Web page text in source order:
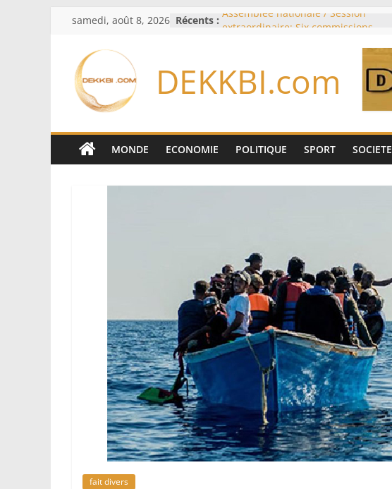
Passer
contenu
samedi, août 8, 2026 Récents : Assemblée nationale / Session
d’enquête à l’ordre du jour ce lundi
de la Espriella
Bénin: Patrice Talon élu président
Moyen-Orient: l’Arabie saoudite, le
Pakistan et la Turquie signent un
accord de défense
exportations de cuivre et de cobalt
DEKKBI.com
MONDE ECONOMIE POLITIQUE SPORT SOCIETE
fait divers